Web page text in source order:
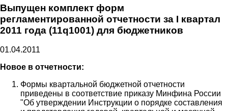
Выпущен комплект форм
регламентированной отчетности за I квартал
2011 года (11q1001) для бюджетников
01.04.2011
Новое в отчетности:
Формы квартальной бюджетной отчетности
приведены в соответствие приказу Минфина России
"Об утверждении Инструкции о порядке составления